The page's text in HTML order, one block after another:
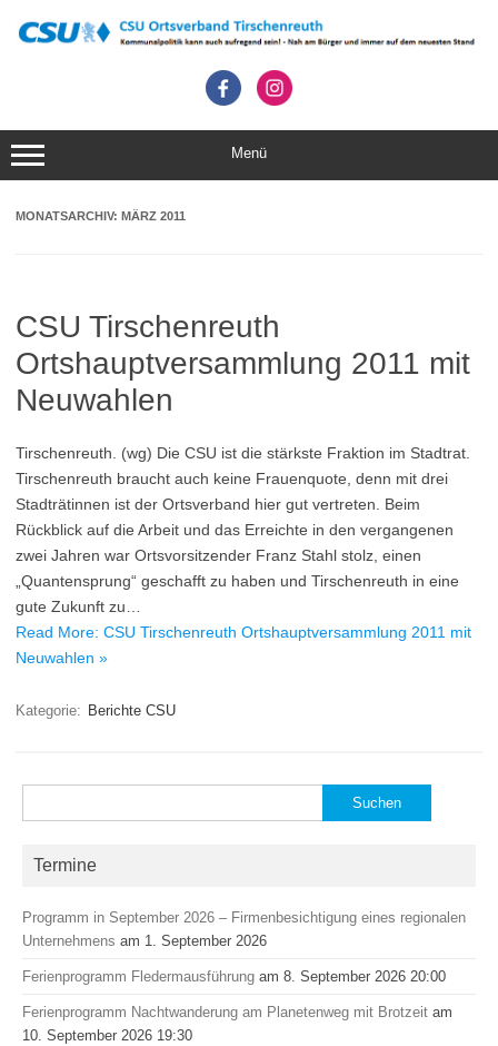
Inhalt
springen
Menü
MONATSARCHIV: MÄRZ 2011
CSU Tirschenreuth
Ortshauptversammlung 2011 mit
Neuwahlen
Tirschenreuth. (wg) Die CSU ist die stärkste Fraktion im Stadtrat.
Tirschenreuth braucht auch keine Frauenquote, denn mit drei
Stadträtinnen ist der Ortsverband hier gut vertreten. Beim
Rückblick auf die Arbeit und das Erreichte in den vergangenen
zwei Jahren war Ortsvorsitzender Franz Stahl stolz, einen
„Quantensprung“ geschafft zu haben und Tirschenreuth in eine
gute Zukunft zu…
Read More: CSU Tirschenreuth Ortshauptversammlung 2011 mit
Neuwahlen »
Kategorie: Berichte CSU
nach:
Termine
Programm in September 2026 – Firmenbesichtigung eines regionalen
Unternehmens am 1. September 2026
Ferienprogramm Fledermausführung am 8. September 2026 20:00
Ferienprogramm Nachtwanderung am Planetenweg mit Brotzeit am
10. September 2026 19:30